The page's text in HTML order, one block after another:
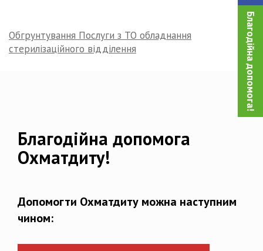
Благодійна допомога!
Обгрунтування Послуги з ТО обладнання
стерилізаційного відділення
Благодійна допомога
Охматдиту!
Допомогти Охматдиту можна наступним
чином: